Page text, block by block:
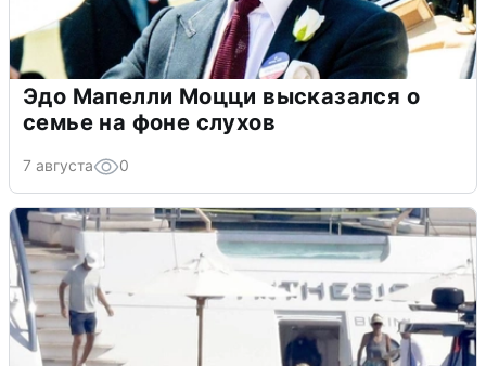
Эдо Мапелли Моцци высказался о
семье на фоне слухов
7 августа 0